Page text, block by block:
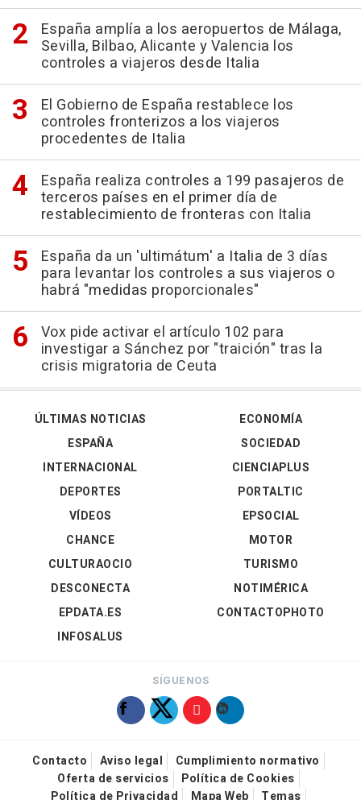
España amplía a los aeropuertos de Málaga,
Sevilla, Bilbao, Alicante y Valencia los
controles a viajeros desde Italia
El Gobierno de España restablece los
controles fronterizos a los viajeros
procedentes de Italia
España realiza controles a 199 pasajeros de
terceros países en el primer día de
restablecimiento de fronteras con Italia
España da un 'ultimátum' a Italia de 3 días
para levantar los controles a sus viajeros o
habrá "medidas proporcionales"
Vox pide activar el artículo 102 para
investigar a Sánchez por "traición" tras la
crisis migratoria de Ceuta
ÚLTIMAS NOTICIAS
ESPAÑA
INTERNACIONAL
DEPORTES
VÍDEOS
ECONOMÍA
SOCIEDAD
CIENCIAPLUS
PORTALTIC
EPSOCIAL
CHANCE
CULTURAOCIO
DESCONECTA
EPDATA.ES
INFOSALUS
MOTOR
TURISMO
NOTIMÉRICA
CONTACTOPHOTO
SÍGUENOS
Contacto Aviso legal
Cumplimiento normativo
Oferta de servicios
Política de Cookies